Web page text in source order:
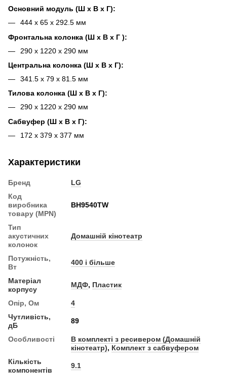
Основний модуль (Ш x В x Г):
444 x 65 x 292.5 мм
Фронтальна колонка (Ш x В x Г ):
290 x 1220 x 290 мм
Центральна колонка (Ш x В x Г):
341.5 x 79 x 81.5 мм
Тилова колонка (Ш x В x Г):
290 x 1220 x 290 мм
Сабвуфер (Ш x В x Г):
172 x 379 x 377 мм
Характеристики
Бренд
LG
Код
виробника
товару (MPN)
BH9540TW
Тип
акустичних
колонок
Домашній кінотеатр
Потужність,
Вт
400 і більше
Матеріал
корпусу
МДФ, Пластик
Опір, Ом
4
Чутливість,
дБ
89
Особливості
В комплекті з ресивером (Домашній
кінотеатр), Комплект з сабвуфером
Кількість
компонентів
9.1